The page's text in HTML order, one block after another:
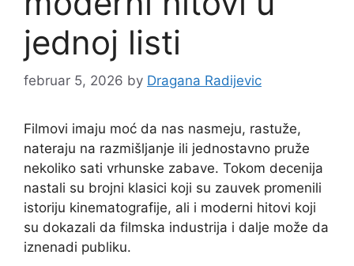
jednoj listi
februar 5, 2026 by Dragana Radijevic
Filmovi imaju moć da nas nasmeju, rastuže,
nateraju na razmišljanje ili jednostavno pruže
nekoliko sati vrhunske zabave. Tokom decenija
nastali su brojni klasici koji su zauvek promenili
istoriju kinematografije, ali i moderni hitovi koji
su dokazali da filmska industrija i dalje može da
iznenadi publiku.